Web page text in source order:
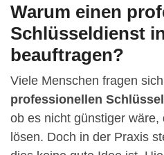
Warum einen
Schlüsseldienst
beauftragen?
Viele Menschen fragen
professionellen
ob es nicht günstiger
lösen. Doch in der Praxis